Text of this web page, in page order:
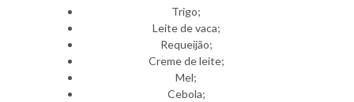
Trigo;
Leite de vaca;
Requeijão;
Creme de leite;
Mel;
Cebola;